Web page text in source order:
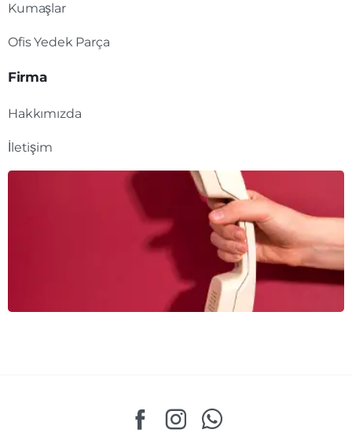
Kumaşlar
Ofis Yedek Parça
Firma
Hakkımızda
İletişim